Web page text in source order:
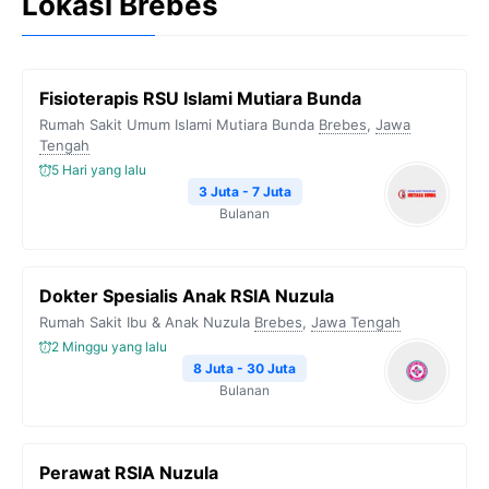
Fisioterapis RSU Islami Mutiara Bunda
Rumah Sakit Umum Islami Mutiara Bunda Brebes, Jawa
Tengah
5 Hari yang lalu
3 Juta - 7 Juta
Bulanan
Dokter Spesialis Anak RSIA Nuzula
Rumah Sakit Ibu & Anak Nuzula Brebes, Jawa Tengah
2 Minggu yang lalu
8 Juta - 30 Juta
Bulanan
Perawat RSIA Nuzula